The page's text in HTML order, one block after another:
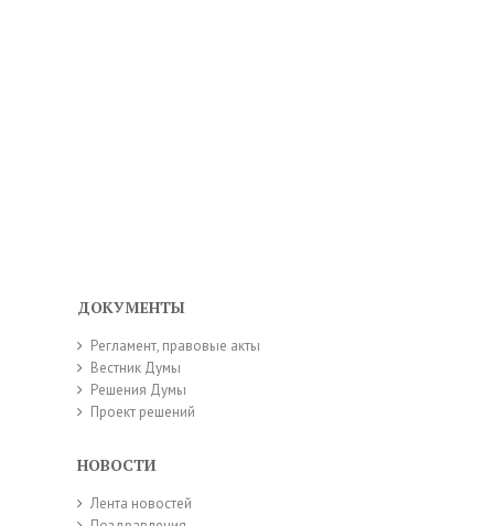
ДОКУМЕНТЫ
Регламент, правовые акты
Вестник Думы
Решения Думы
Проект решений
НОВОСТИ
Лента новостей